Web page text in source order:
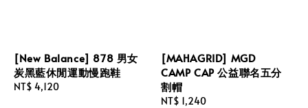
[New Balance] 878 男女
炭黑藍休閒運動慢跑鞋
Regular
NT$ 4,120
[MAHAGRID] MGD
CAMP CAP 公益聯名五分
割帽
Regular
NT$ 1,240